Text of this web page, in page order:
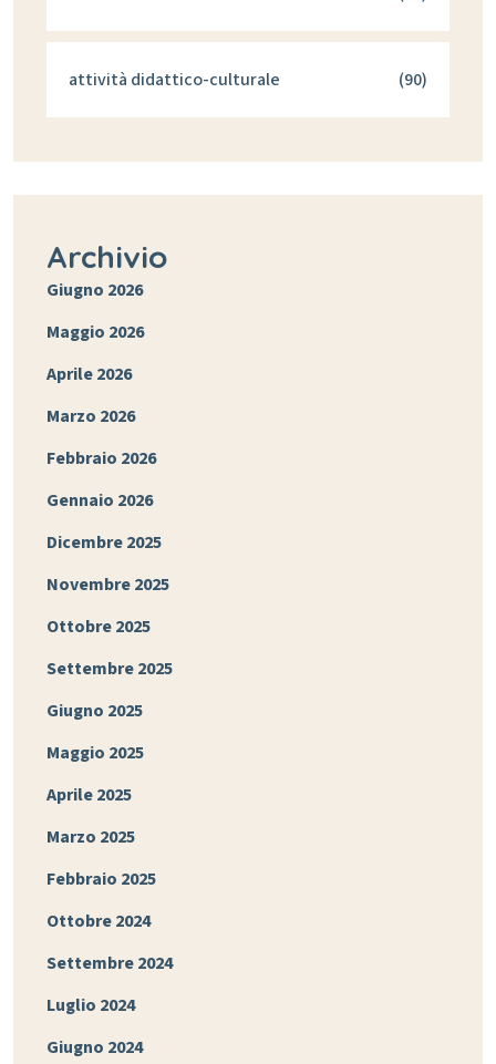
attività didattico-culturale (90)
Archivio
Giugno 2026
Maggio 2026
Aprile 2026
Marzo 2026
Febbraio 2026
Gennaio 2026
Dicembre 2025
Novembre 2025
Ottobre 2025
Settembre 2025
Giugno 2025
Maggio 2025
Aprile 2025
Marzo 2025
Febbraio 2025
Ottobre 2024
Settembre 2024
Luglio 2024
Giugno 2024